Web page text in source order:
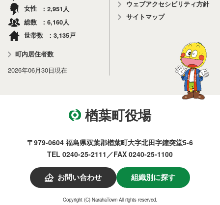
楢葉町役場
〒979-0604 福島県双葉郡楢葉町大字北田字鐘突堂5-6
TEL 0240-25-2111／FAX 0240-25-1100
お問い合わせ 組織別に探す
女性
2,951 人
総数
6,160人
世帯数
3,135戸
町内居住者数
2026年06月30日現在
ウェブアクセシビリティ方針
サイトマップ
Copyright (C) NarahaTown All rights reserved.